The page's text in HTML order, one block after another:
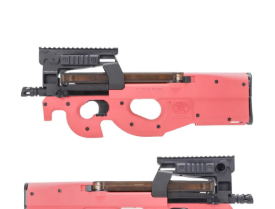
客戶支援中心」https://netprotections.freshdesk.com/support/home
【注意事項】
１．透過由恩沛科技股份有限公司提供之「AFTEE先享後付」服務完成之交
易，需依本服務之必要範圍內提供個人資料，並將交易相關給付款項請求債
權轉讓予恩沛科技股份有限公司。
２．關於個人資料處理事宜，請瀏覽以下網址：
https://aftee.tw/terms/#terms3
３．未成年的使用者請事先徵得法定代理人或監護人之同意方可使用
４．使用「AFTEE先享後付」時，將依據個別帳號之用戶狀況，依本公司即
時審查核予不同之上限額度；若仍有額度不足之情形，本公司將視審查結果
請求用戶進行身份認證。
５．嚴禁一人註冊多個帳號或使用他人資訊註冊。若發現惡意使用之情形，
貨到付款-黑貓
每筆NT$200，滿NT$2,000(含以上)免運費
國家/地區配送 查看運費